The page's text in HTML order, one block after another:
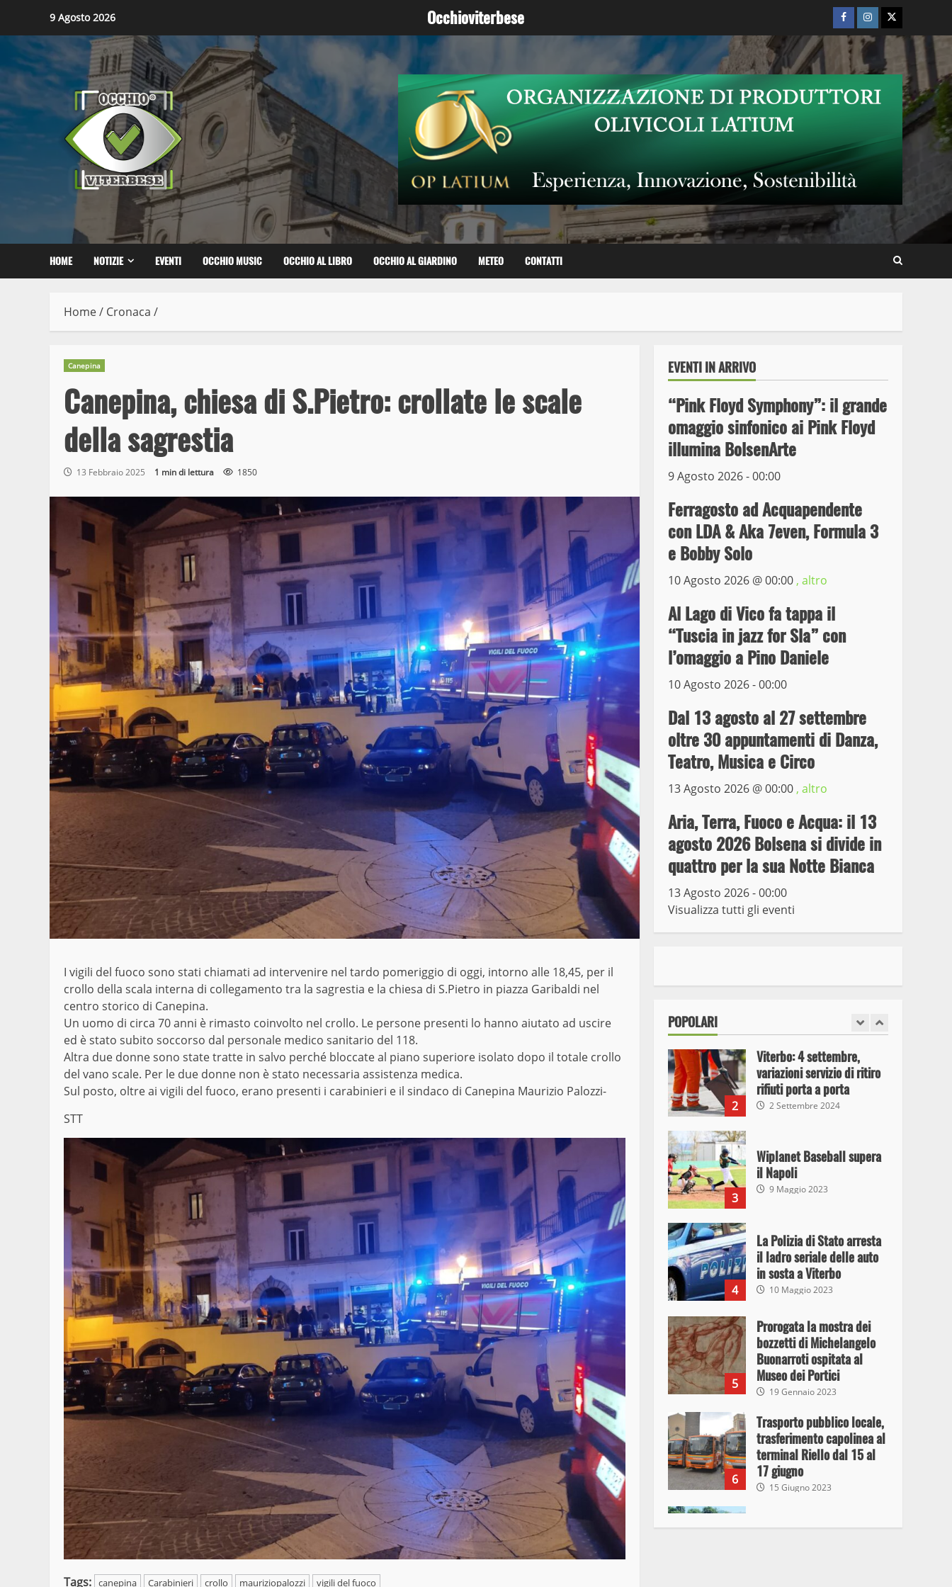
content
9 Agosto 2026 Occhioviterbese Facebook
Instagram
Twitter
HOME NOTIZIE EVENTI OCCHIO MUSIC OCCHIO AL LIBRO OCCHIO AL GIARDINO METEO CONTATTI
Home/ Cronaca /
Canepina
Canepina, chiesa di S.Pietro: crollate le scale
della sagrestia
13 Febbraio 2025 1 min di lettura 1850
I vigili del fuoco sono stati chiamati ad intervenire nel tardo pomeriggio di oggi, intorno alle 18,45, per il
crollo della scala interna di collegamento tra la sagrestia e la chiesa di S.Pietro in piazza Garibaldi nel
centro storico di Canepina.
Un uomo di circa 70 anni è rimasto coinvolto nel crollo. Le persone presenti lo hanno aiutato ad uscire
ed è stato subito soccorso dal personale medico sanitario del 118.
Altra due donne sono state tratte in salvo perché bloccate al piano superiore isolato dopo il totale crollo
del vano scale. Per le due donne non è stato necessaria assistenza medica.
Sul posto, oltre ai vigili del fuoco, erano presenti i carabinieri e il sindaco di Canepina Maurizio Palozzi-
STT
Tags: canepina Carabinieri crollo mauriziopalozzi vigili del fuoco
EVENTI IN ARRIVO
“Pink Floyd Symphony”: il grande
omaggio sinfonico ai Pink Floyd
illumina BolsenArte
9 Agosto 2026 - 00:00
Ferragosto ad Acquapendente
con LDA & Aka 7even, Formula 3
e Bobby Solo
10 Agosto 2026 @00:00 , altro
Al Lago di Vico fa tappa il
“Tuscia in jazz for Sla” con
l’omaggio a Pino Daniele
10 Agosto 2026 - 00:00
Dal 13 agosto al 27 settembre
oltre 30 appuntamenti di Danza,
Teatro, Musica e Circo
13 Agosto 2026 @00:00 , altro
Aria, Terra, Fuoco e Acqua: il 13
agosto 2026 Bolsena si divide in
quattro per la sua Notte Bianca
13 Agosto 2026 - 00:00
Visualizza tutti gli eventi
POPOLARI
3
Wiplanet Baseball supera
il Napoli
9 Maggio 2023
4
La Polizia di Stato arresta
in sosta a Viterbo
10 Maggio 2023
5
bozzetti di Michelangelo
Museo dei Portici
19 Gennaio 2023
6
Trasporto pubblico locale,
trasferimento capolinea al
terminal Riello dal 15 al
17 giugno
15 Giugno 2023
7
Giochi Sportivi
Studenteschi di Atletica a
Viterbo
10 Maggio 2023
fini di spaccio di sostanze
2
Viterbo: 4 settembre,
variazioni servizio di ritiro
rifiuti porta a porta
2 Settembre 2024
3
Wiplanet Baseball supera
il Napoli
9 Maggio 2023
4
La Polizia di Stato arresta
il ladro seriale delle auto
in sosta a Viterbo
10 Maggio 2023
5
Prorogata la mostra dei
bozzetti di Michelangelo
Buonarroti ospitata al
Museo dei Portici
19 Gennaio 2023
6
Trasporto pubblico locale,
trasferimento capolinea al
terminal Riello dal 15 al
17 giugno
15 Giugno 2023
Giochi Sportivi